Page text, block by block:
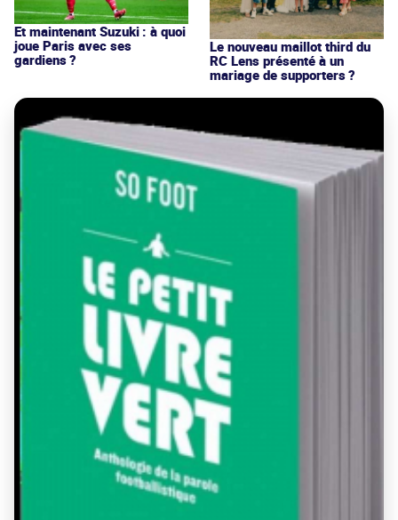
Et maintenant Suzuki : à quoi
joue Paris avec ses
gardiens ?
Le nouveau maillot third du
RC Lens présenté à un
mariage de supporters ?